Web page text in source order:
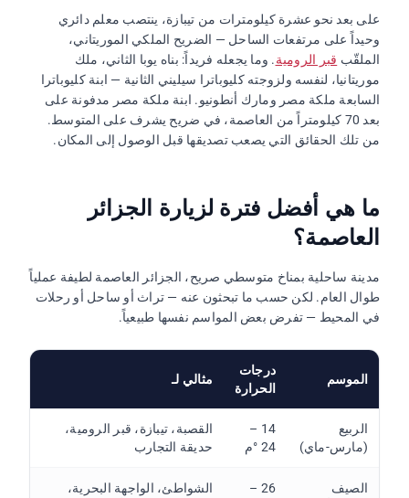
على بعد نحو عشرة كيلومترات من تيبازة، ينتصب معلم دائري
وحيداً على مرتفعات الساحل — الضريح الملكي الموريتاني،
الملقّب قبر الرومية. وما يجعله فريداً: بناه يوبا الثاني، ملك
موريتانيا، لنفسه ولزوجته كليوباترا سيليني الثانية — ابنة كليوباترا
السابعة ملكة مصر ومارك أنطونيو. ابنة ملكة مصر مدفونة على
بعد 70 كيلومتراً من العاصمة، في ضريح يشرف على المتوسط.
من تلك الحقائق التي يصعب تصديقها قبل الوصول إلى المكان.
ما هي أفضل فترة لزيارة الجزائر
العاصمة؟
مدينة ساحلية بمناخ متوسطي صريح، الجزائر العاصمة لطيفة عملياً
طوال العام. لكن حسب ما تبحثون عنه — تراث أو ساحل أو رحلات
في المحيط — تفرض بعض المواسم نفسها طبيعياً.
الموسم
درجات
الحرارة
مثالي لـ
الربيع
(مارس-ماي)
14 –
24 °م
القصبة، تيبازة، قبر الرومية،
حديقة التجارب
الصيف
26 –
الشواطئ، الواجهة البحرية،